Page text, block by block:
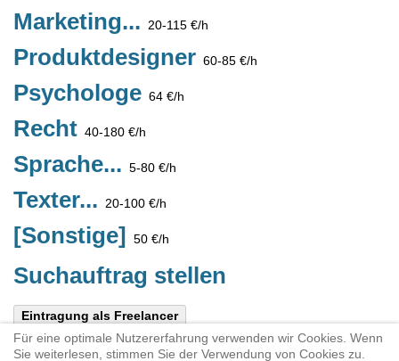
Marketing... 20-115 €/h
Produktdesigner 60-85 €/h
Psychologe 64 €/h
Recht 40-180 €/h
Sprache... 5-80 €/h
Texter... 20-100 €/h
[Sonstige] 50 €/h
Suchauftrag stellen
Eintragung als Freelancer
Diese Seite teilen: X Link per E-
Für eine optimale Nutzererfahrung verwenden wir Cookies. Wenn
Sie weiterlesen, stimmen Sie der Verwendung von Cookies zu.